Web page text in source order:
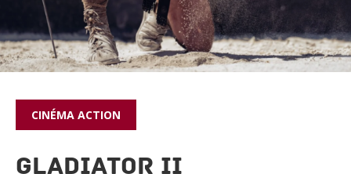
CINÉMA ACTION
GLADIATOR II